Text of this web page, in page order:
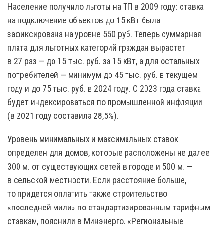
Население получило льготы на ТП в 2009 году: ставка
на подключение объектов до 15 кВт была
зафиксирована на уровне 550 руб. Теперь суммарная
плата для льготных категорий граждан вырастет
в 27 раз — до 15 тыс. руб. за 15 кВт, а для остальных
потребителей — минимум до 45 тыс. руб. в текущем
году и до 75 тыс. руб. в 2024 году. С 2023 года ставка
будет индексироваться по промышленной инфляции
(в 2021 году составила 28,5%).
Уровень минимальных и максимальных ставок
определен для домов, которые расположены не далее
300 м. от существующих сетей в городе и 500 м. —
в сельской местности. Если расстояние больше,
то придется оплатить также строительство
«последней мили» по стандартизированным тарифным
ставкам, пояснили в Минэнерго. «Региональные